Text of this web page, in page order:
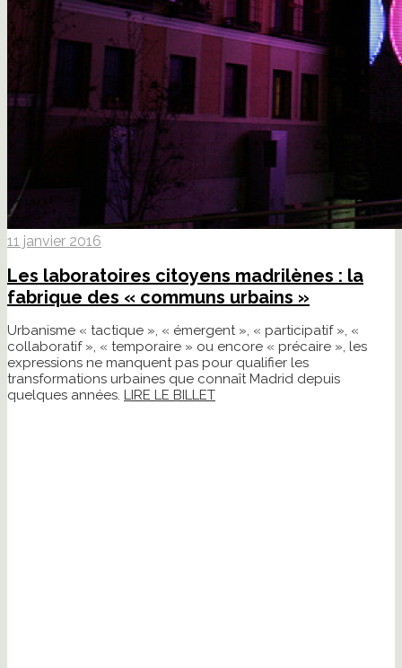
11 janvier 2016
Les laboratoires citoyens madrilènes : la
fabrique des « communs urbains »
Urbanisme « tactique », « émergent », « participatif », «
collaboratif », « temporaire » ou encore « précaire », les
expressions ne manquent pas pour qualifier les
transformations urbaines que connaît Madrid depuis
quelques années. LIRE LE BILLET